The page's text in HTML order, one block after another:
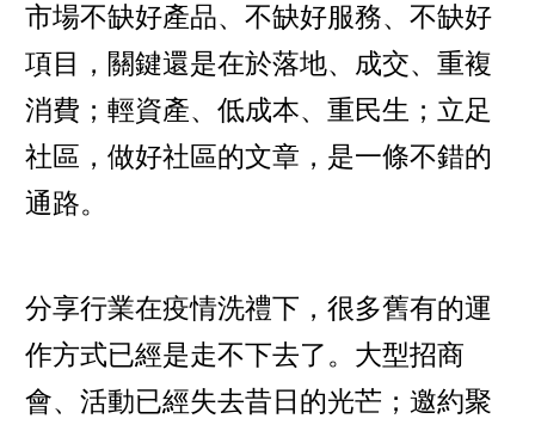
市場不缺好產品、不缺好服務、不缺好
項目，關鍵還是在於落地、成交、重複
消費；輕資產、低成本、重民生；立足
社區，做好社區的文章，是一條不錯的
通路。
分享行業在疫情洗禮下，很多舊有的運
作方式已經是走不下去了。大型招商
會、活動已經失去昔日的光芒；邀約聚